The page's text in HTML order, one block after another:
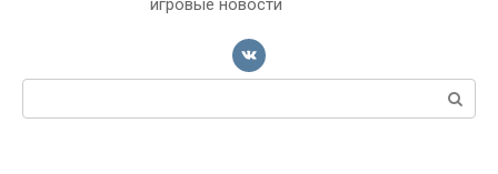
игровые новости
Поиск: